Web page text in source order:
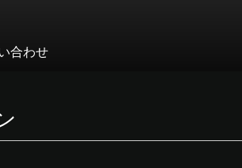
合わせ